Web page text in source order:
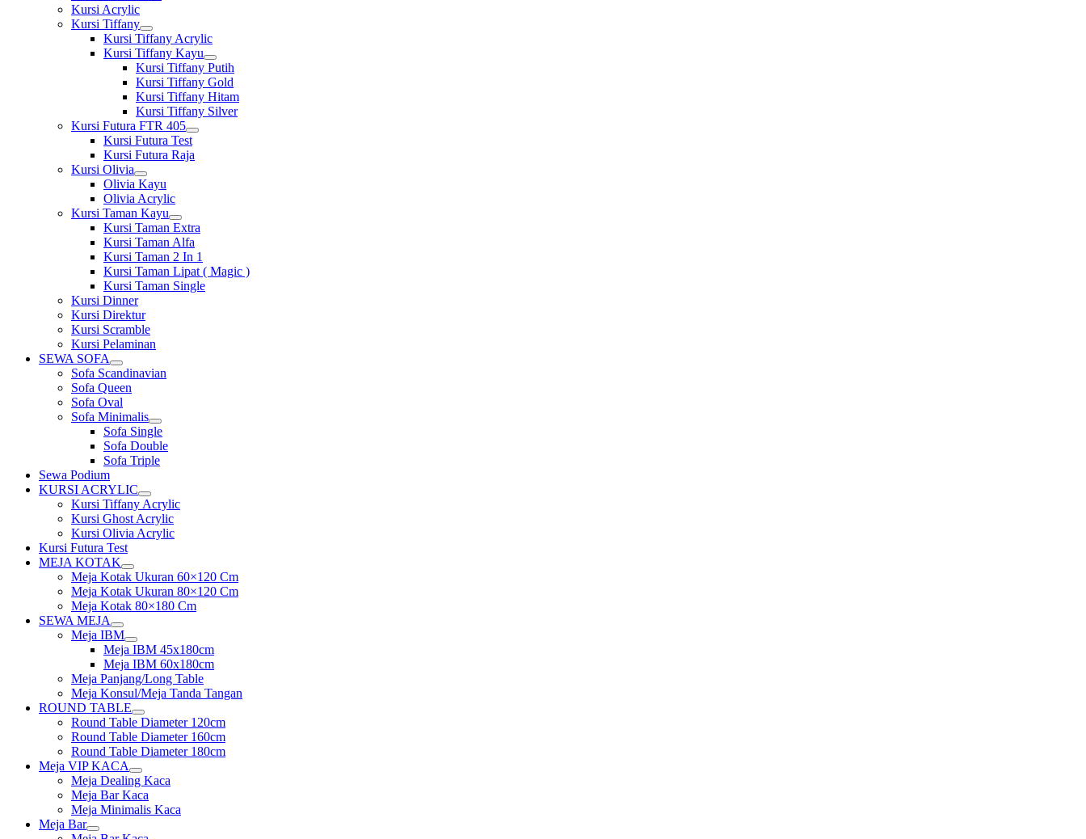
Kursi Acrylic
Kursi Tiffany
Show
sub
menu
Kursi Tiffany Acrylic
Kursi Tiffany Kayu
Show
sub
menu
Kursi Tiffany Putih
Kursi Tiffany Gold
Kursi Tiffany Hitam
Kursi Tiffany Silver
Kursi Futura FTR 405
Show
sub
menu
Kursi Futura Test
Kursi Futura Raja
Kursi Olivia
Show
sub
menu
Olivia Kayu
Olivia Acrylic
Kursi Taman Kayu
Show
sub
menu
Kursi Taman Extra
Kursi Taman Alfa
Kursi Taman 2 In 1
Kursi Taman Lipat ( Magic )
Kursi Taman Single
Kursi Dinner
Kursi Direktur
Kursi Scramble
Kursi Pelaminan
SEWA SOFA
Show
sub
menu
Sofa Scandinavian
Sofa Queen
Sofa Oval
Sofa Minimalis
Show
sub
menu
Sofa Single
Sofa Double
Sofa Triple
Sewa Podium
KURSI ACRYLIC
Show
sub
menu
Kursi Tiffany Acrylic
Kursi Ghost Acrylic
Kursi Olivia Acrylic
Kursi Futura Test
MEJA KOTAK
Show
sub
menu
Meja Kotak Ukuran 60×120 Cm
Meja Kotak Ukuran 80×120 Cm
Meja Kotak 80×180 Cm
SEWA MEJA
Show
sub
menu
Meja IBM
Show
sub
menu
Meja IBM 45x180cm
Meja IBM 60x180cm
Meja Panjang/Long Table
Meja Konsul/Meja Tanda Tangan
ROUND TABLE
Show
sub
menu
Round Table Diameter 120cm
Round Table Diameter 160cm
Round Table Diameter 180cm
Meja VIP KACA
Show
sub
menu
Meja Dealing Kaca
Meja Bar Kaca
Meja Minimalis Kaca
Meja Bar
Show